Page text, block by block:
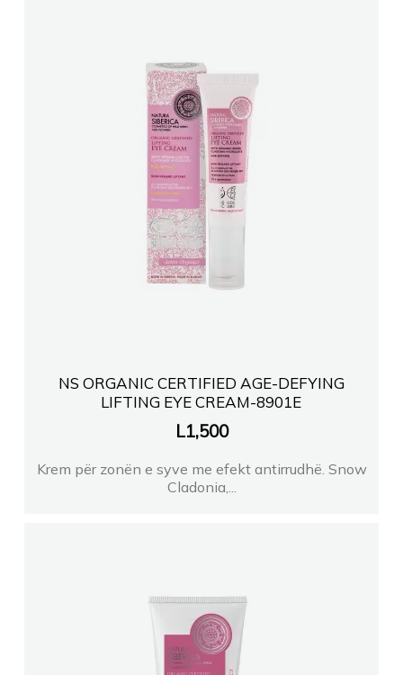
NS ORGANIC CERTIFIED AGE-DEFYING
LIFTING EYE CREAM-8901E
L1,500
Krem për zonën e syve me efekt antirrudhë. Snow
Cladonia,...